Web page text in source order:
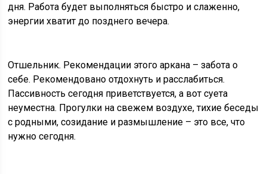
дня. Работа будет выполняться быстро и слаженно,
энергии хватит до позднего вечера.
Отшельник. Рекомендации этого аркана – забота о
себе. Рекомендовано отдохнуть и расслабиться.
Пассивность сегодня приветствуется, а вот суета
неуместна. Прогулки на свежем воздухе, тихие беседы
с родными, созидание и размышление – это все, что
нужно сегодня.